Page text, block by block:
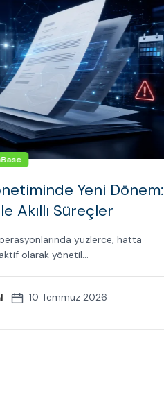
Yeni Dönem:
Akıllı Süreçler
yüzlerce, hatta
olarak yönetil...
10 Temmuz 2026